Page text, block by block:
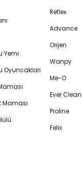
Yemi
Oyuncakları
Maması
Reflex
Advance
Orijen
Wanpy
Me-O
Ever Clean
Proline
Felix